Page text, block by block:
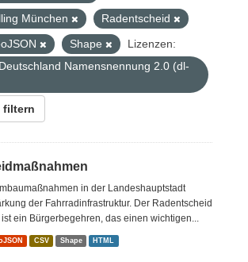
München
Radentscheid
Shape
Lizenzen:
Namensnennung 2.0 (dl-
filtern
in der Landeshauptstadt
der Fahrradinfrastruktur. Der Radentscheid
ein Bürgerbegehren, das einen wichtigen...
CSV Shape HTML